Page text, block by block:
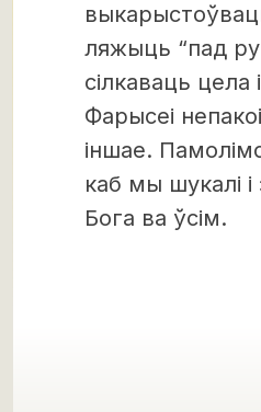
ляжыць “пад
сілкаваць цела
Фарысеі
іншае.
каб мы шукалі і
Бога ва ўсім.